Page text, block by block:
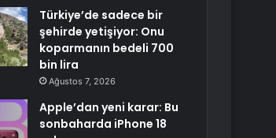
Türkiye’de sadece bir
şehirde yetişiyor: Onu
koparmanın bedeli 700
bin lira
Ağustos 7, 2026
Apple’dan yeni karar: Bu
sonbaharda iPhone 18